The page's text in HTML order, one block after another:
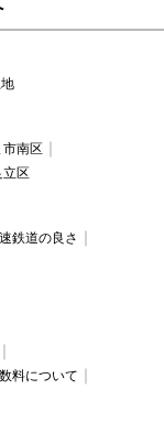
市南区
立区
鉄道の良さ
料について